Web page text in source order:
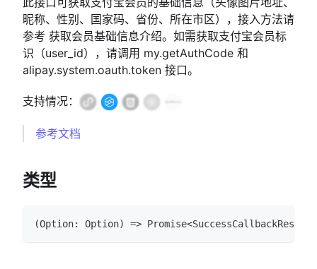
昵称、性别、国家码、省份、所在市区），接入方法请
参考 获取会员基础信息介绍。如需获取支付宝会员标
识（user_id），请调用 my.getAuthCode 和
alipay.system.oauth.token 接口。
支持情况：
参考文档
类型
(Option: Option) => Promise<SuccessCallbackResult